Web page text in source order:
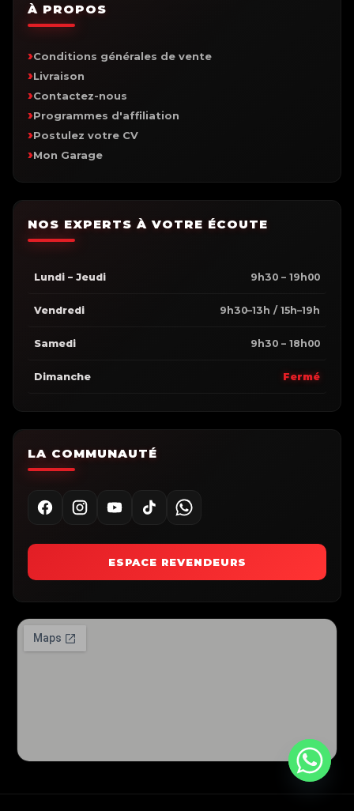
À PROPOS
Conditions générales de vente
Livraison
Contactez-nous
Programmes d'affiliation
Postulez votre CV
Mon Garage
NOS EXPERTS À VOTRE ÉCOUTE
Lundi – Jeudi 9h30 – 19h00
Vendredi 9h30–13h / 15h–19h
Samedi 9h30 – 18h00
Dimanche Fermé
LA COMMUNAUTÉ
ESPACE REVENDEURS